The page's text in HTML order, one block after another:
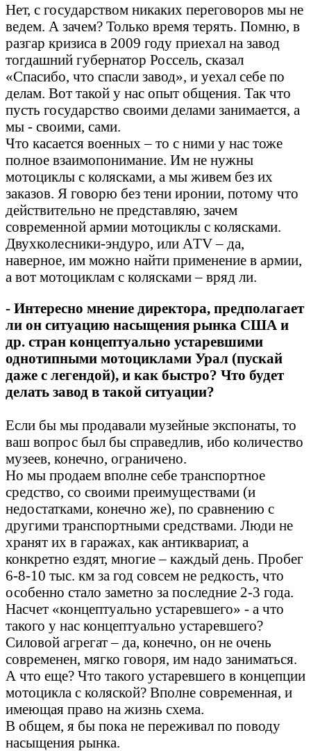
Нет, с государством никаких переговоров мы не
ведем. А зачем? Только время терять. Помню, в
разгар кризиса в 2009 году приехал на завод
тогдашний губернатор Россель, сказал
«Спасибо, что спасли завод», и уехал себе по
делам. Вот такой у нас опыт общения. Так что
пусть государство своими делами занимается, а
мы - своими, сами.
Что касается военных – то с ними у нас тоже
полное взаимопонимание. Им не нужны
мотоциклы с колясками, а мы живем без их
заказов. Я говорю без тени иронии, потому что
действительно не представляю, зачем
современной армии мотоциклы с колясками.
Двухколесники-эндуро, или АTV – да,
наверное, им можно найти применение в армии,
а вот мотоциклам с колясками – вряд ли.
- Интересно мнение директора, предполагает
ли он ситуацию насыщения рынка США и
др. стран концептуально устаревшими
однотипными мотоциклами Урал (пускай
даже с легендой), и как быстро? Что будет
делать завод в такой ситуации?
Если бы мы продавали музейные экспонаты, то
ваш вопрос был бы справедлив, ибо количество
музеев, конечно, ограничено.
Но мы продаем вполне себе транспортное
средство, со своими преимуществами (и
недостатками, конечно же), по сравнению с
другими транспортными средствами. Люди не
хранят их в гаражах, как антиквариат, а
конкретно ездят, многие – каждый день. Пробег
6-8-10 тыс. км за год совсем не редкость, что
особенно стало заметно за последние 2-3 года.
Насчет «концептуально устаревшего» - а что
такого у нас концептуально устаревшего?
Силовой агрегат – да, конечно, он не очень
современен, мягко говоря, им надо заниматься.
А что еще? Что такого устаревшего в концепции
мотоцикла с коляской? Вполне современная, и
имеющая право на жизнь схема.
В общем, я бы пока не переживал по поводу
насыщения рынка.